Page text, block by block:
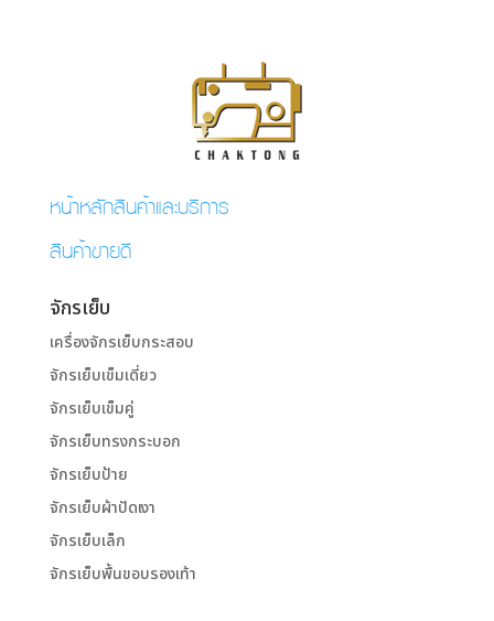
หน้าหลักสินค้าและบริการ
สินค้าขายดี
จักรเย็บ
เครื่องจักรเย็บกระสอบ
จักรเย็บเข็มเดี่ยว
จักรเย็บเข็มคู่
จักรเย็บทรงกระบอก
จักรเย็บป้าย
จักรเย็บผ้าปัดเงา
จักรเย็บเล็ก
จักรเย็บพื้นขอบรองเท้า